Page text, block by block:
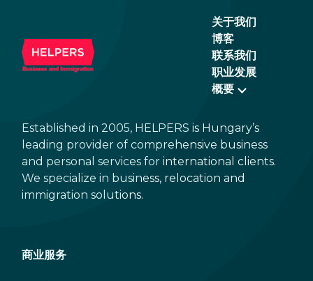
关于我们
博客
联系我们
职业发展
概要
Established in 2005, HELPERS is Hungary’s
leading provider of comprehensive business
and personal services for international clients.
We specialize in business, relocation and
immigration solutions.
商业服务